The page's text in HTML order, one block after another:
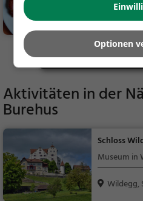
Veltheim
weiz
Mehr Gaststätten in
Aktivitäten in der
Burehus
Schloss
Museum in
Wildegg,
Optionen